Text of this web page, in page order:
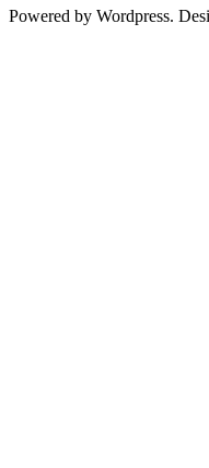
Powered by Wordpress.